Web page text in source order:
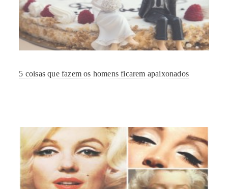
5 coisas que fazem os homens ficarem apaixonados